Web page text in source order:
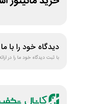
دیدگاه خود را با
با ثبت دیدگاه خود ما را در